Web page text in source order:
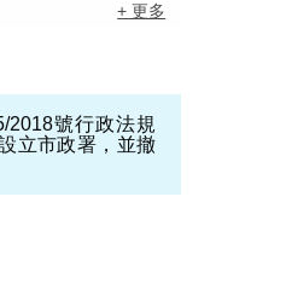
+ 更多
2018號行政法規
立市政署，並撤